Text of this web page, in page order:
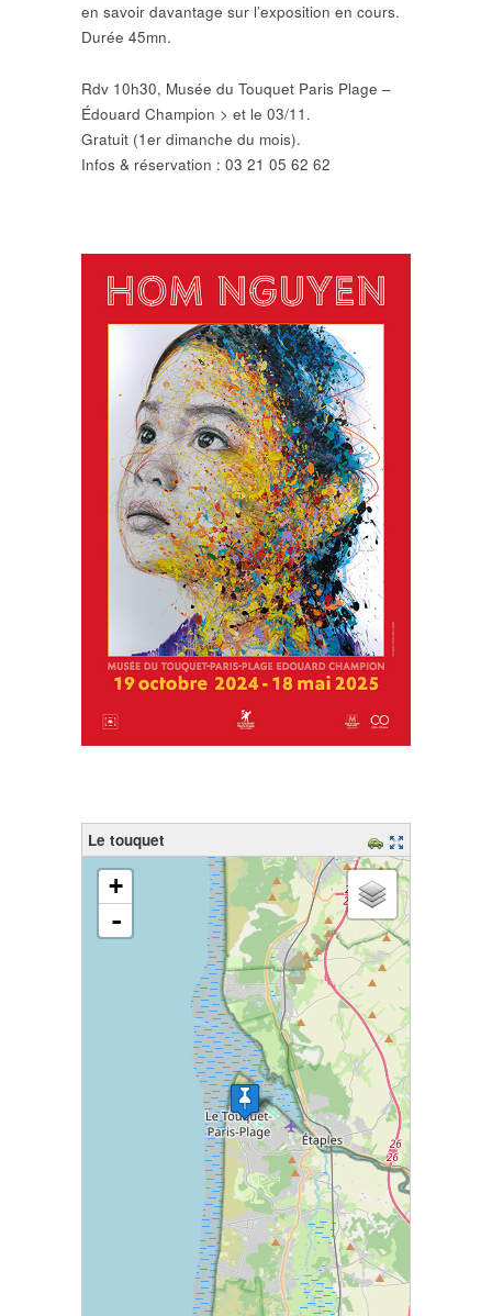
en savoir davantage sur l’exposition en cours.
Durée 45mn.
Rdv 10h30, Musée du Touquet Paris Plage –
Édouard Champion > et le 03/11.
Gratuit (1er dimanche du mois).
Infos & réservation : 03 21 05 62 62
Le touquet
chargement de la carte - veuillez patienter...
+
-